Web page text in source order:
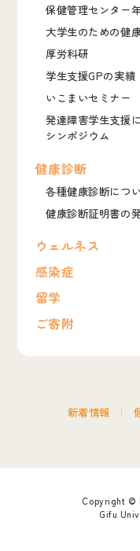
保健管理センター
大学生のための健
厚労科研
学生支援GPの実績
いこまいセミナー
発達障害学生支援
シンポジウム
健康診断
各種健康診断につ
健康診断証明書の
ウェルネス
感染症
留学
ご寄附
新着情報
Copyright ©
Gifu